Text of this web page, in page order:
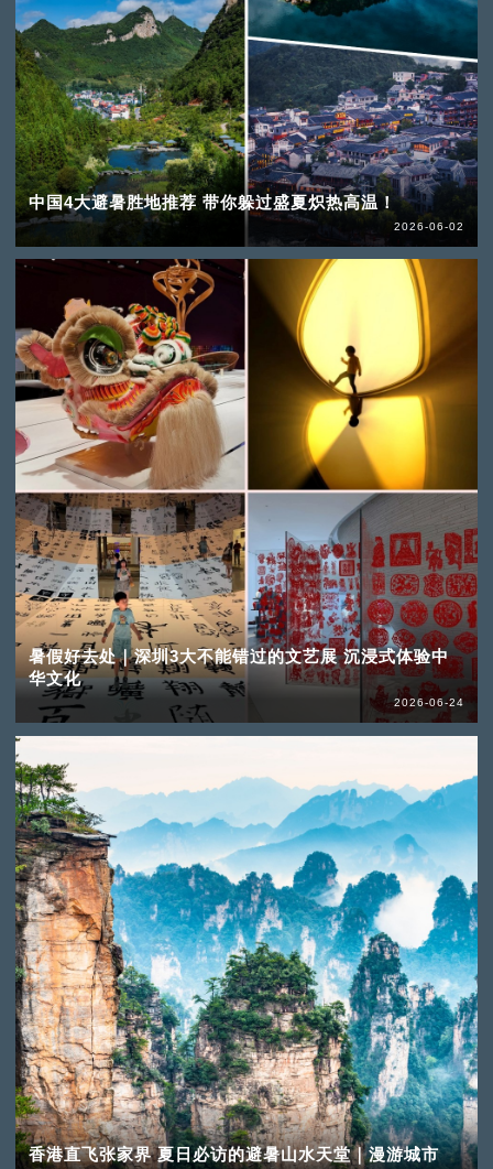
中国4大避暑胜地推荐 带你躲过盛夏炽热高温！
2026-06-02
暑假好去处｜深圳3大不能错过的文艺展 沉浸式体验中
华文化
2026-06-24
香港直飞张家界 夏日必访的避暑山水天堂｜漫游城市